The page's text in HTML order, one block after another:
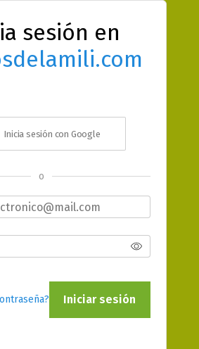
sesión en
Inicia sesión con Google
o
Iniciar sesión